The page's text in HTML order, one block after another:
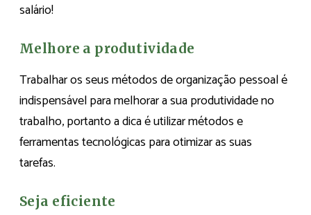
salário!
Melhore a produtividade
Trabalhar os seus métodos de organização pessoal é
indispensável para melhorar a sua produtividade no
trabalho, portanto a dica é utilizar métodos e
ferramentas tecnológicas para otimizar as suas
tarefas.
Seja eficiente